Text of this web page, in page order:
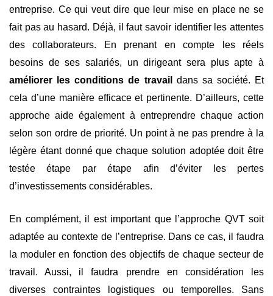
entreprise. Ce qui veut dire que leur mise en place ne se
fait pas au hasard. Déjà, il faut savoir identifier les attentes
des collaborateurs. En prenant en compte les réels
besoins de ses salariés, un dirigeant sera plus apte à
améliorer les conditions de travail
dans sa société. Et
cela d’une manière efficace et pertinente. D’ailleurs, cette
approche aide également à entreprendre chaque action
selon son ordre de priorité. Un point à ne pas prendre à la
légère étant donné que chaque solution adoptée doit être
testée étape par étape afin d’éviter les pertes
d’investissements considérables.
En complément, il est important que l’approche QVT soit
adaptée au contexte de l’entreprise. Dans ce cas, il faudra
la moduler en fonction des objectifs de chaque secteur de
travail. Aussi, il faudra prendre en considération les
diverses contraintes logistiques ou temporelles. Sans